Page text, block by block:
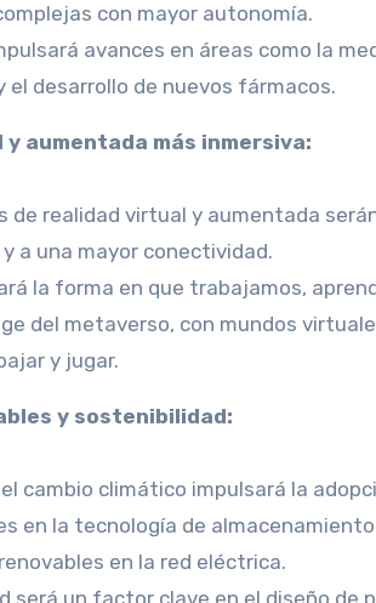
con mayor autonomía.
avances en áreas como la
el desarrollo de nuevos fármacos.
aumentada más inmersiva:
de realidad virtual y aumentada
a una mayor conectividad.
la forma en que trabajamos,
del metaverso, con mundos
y jugar.
y sostenibilidad:
cambio climático impulsará la
en la tecnología de
en la red eléctrica.